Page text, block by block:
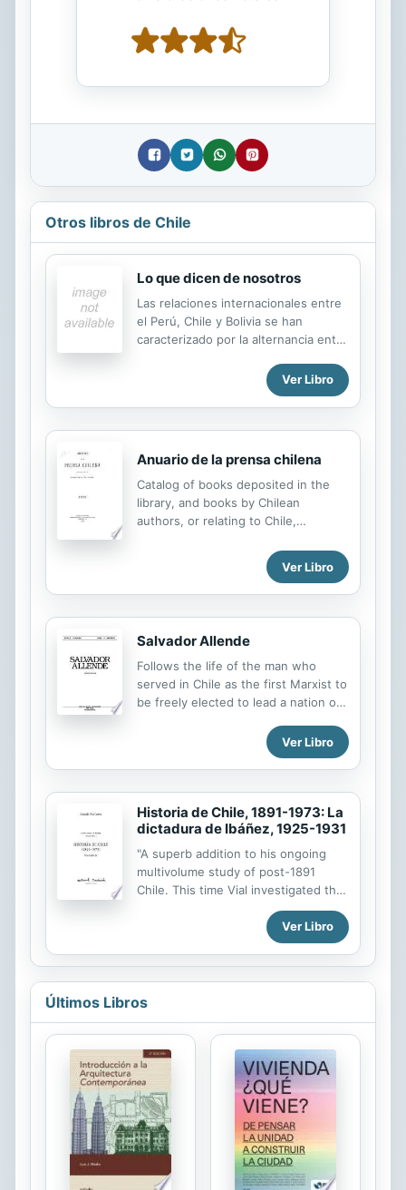
Otros libros de Chile
Lo que dicen de nosotros
Las relaciones internacionales entre
el Perú, Chile y Bolivia se han
caracterizado por la alternancia entre
fricción. Así, las imágenes con las
que cada una de estas sociedades
representa a las otras dos generan
una percepción del vecino como
Parodi Revoredo, el origen de estos
imaginarios radica en el proceso
histórico del siglo XIX y en la
ocurrencia de la Guerra del Pacífico
escribieron las historias oficiales,
que requerían de un vehículo de
transmisión que las instalase en el...
Ver Libro
Anuario de la prensa chilena
Catalog of books deposited in the
library, and books by Chilean
authors, or relating to Chile,
Ver Libro
Salvador Allende
Follows the life of the man who
served in Chile as the first Marxist to
be freely elected to lead a nation of
military leaders overthrew hisVer Libro
Historia de Chile, 1891-1973: La
dictadura de Ibáñez, 1925-1931
"A superb addition to his ongoing
multivolume study of post-1891
Chile. This time Vial investigated the
impact of Ibáñez's regime on Chile's
economic and political development,
its public administration, and the
analysis of the dictator and the men
who surrounded him. Essential for
American Studies, v. 58.
Ver Libro
Últimos Libros